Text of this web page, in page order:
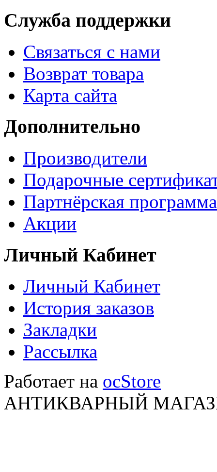
Служба поддержки
Связаться с нами
Возврат товара
Карта сайта
Дополнительно
Производители
Подарочные
Партнёрская программа
Акции
Личный Кабинет
Личный Кабинет
История заказов
Закладки
Рассылка
Работает на ocStore
АНТИКВАРНЫЙ